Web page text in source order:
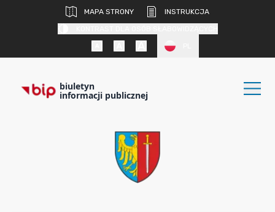
MAPA STRONY
INSTRUKCJA
biuletyn
informacji publicznej